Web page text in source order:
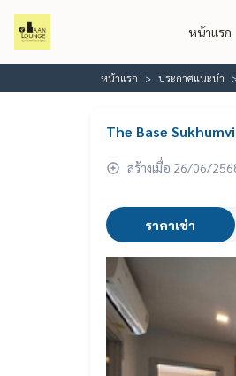
หน้าแรก
หน้าแรก ประกาศแนะนำ
The Base
สร้างเมื่อ 26/06/
ราคาเช่า